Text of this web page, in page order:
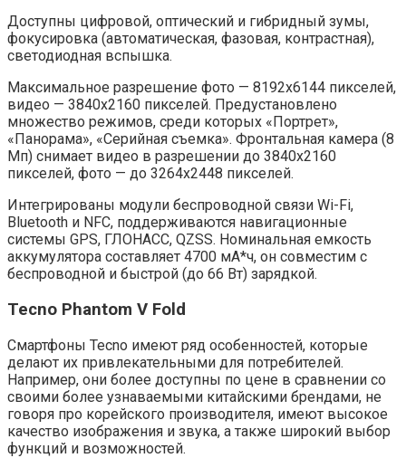
Доступны цифровой, оптический и гибридный зумы,
фокусировка (автоматическая, фазовая, контрастная),
светодиодная вспышка.
Максимальное разрешение фото — 8192х6144 пикселей,
видео — 3840х2160 пикселей. Предустановлено
множество режимов, среди которых «Портрет»,
«Панорама», «Серийная съемка». Фронтальная камера (8
Мп) снимает видео в разрешении до 3840х2160
пикселей, фото — до 3264х2448 пикселей.
Интегрированы модули беспроводной связи Wi-Fi,
Bluetooth и NFC, поддерживаются навигационные
системы GPS, ГЛОНАСС, QZSS. Номинальная емкость
аккумулятора составляет 4700 мА*ч, он совместим с
беспроводной и быстрой (до 66 Вт) зарядкой.
Tecno Phantom V Fold
Смартфоны Tecno имеют ряд особенностей, которые
делают их привлекательными для потребителей.
Например, они более доступны по цене в сравнении со
своими более узнаваемыми китайскими брендами, не
говоря про корейского производителя, имеют высокое
качество изображения и звука, а также широкий выбор
функций и возможностей.